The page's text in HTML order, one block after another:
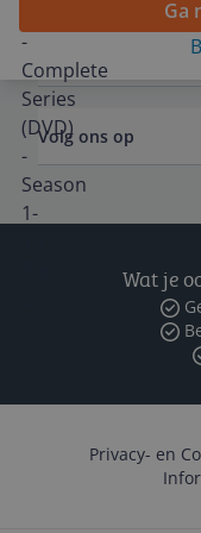
Ga
Zakelijk
Volg ons op
Wat je
Privacy- en